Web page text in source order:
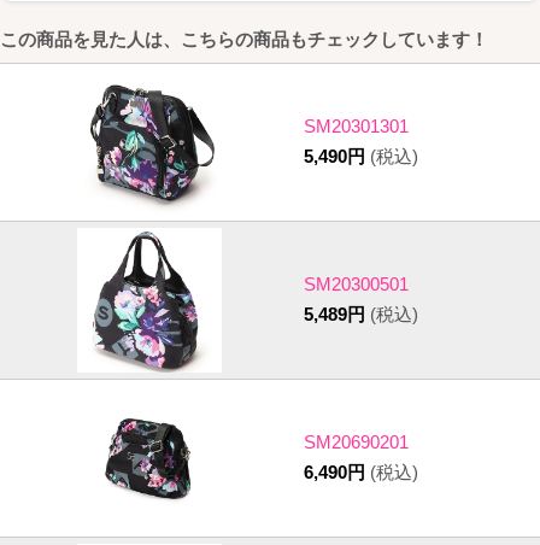
この商品を見た人は、こちらの商品もチェックしています！
SM20301301
5,490円 (税込)
SM20300501
5,489円 (税込)
SM20690201
6,490円 (税込)